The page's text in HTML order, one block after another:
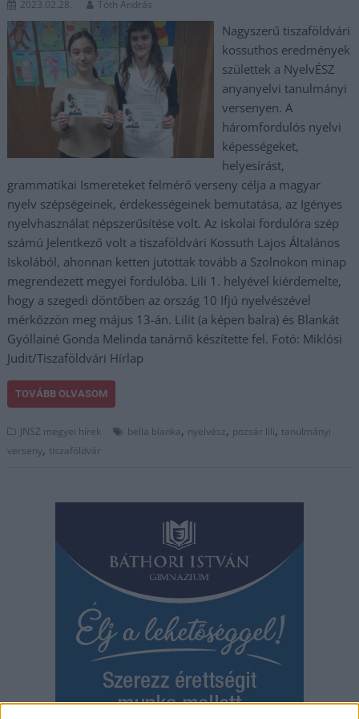
2023.02.28. Tóth András
Nagyszerű tiszaföldvári
kossuthos eredmények
születtek a NyelvÉSZ
anyanyelvi tanulmányi
versenyen. A
háromfordulós nyelvi
képességeket,
helyesírást,
grammatikai Ismereteket felmérő verseny célja a magyar
nyelv szépségeinek, érdekességeinek bemutatása, az Igényes
nyelvhasználat népszerűsítése volt. Az iskolai fordulóra szép
számú Jelentkező volt a tiszaföldvári Kossuth Lajos Általános
Iskolából, ahonnan ketten jutottak tovább a Szolnokon minap
megrendezett megyei fordulóba. Lili 1. helyével kiérdemelte,
hogy a szegedi döntőben az ország 10 Ifjú nyelvészével
mérkőzzön meg május 13-án. Lilit (a képen balra) és Blankát
Gyóllainé Gonda Melinda tanárnő készítette fel. Fotó: Miklósi
Judit/Tiszaföldvári Hírlap
TOVÁBB OLVASOM
JNSZ megyei hírek bella blanka, nyelvész, pozsár lili, tanulmányi
verseny, tiszaföldvár